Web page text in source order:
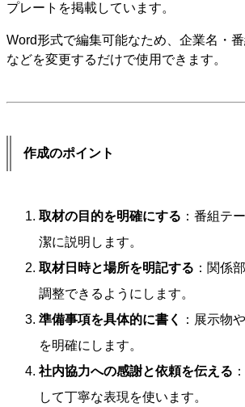
プレートを掲載しています。
Word形式で編集可能なため、企業名・
などを変更するだけで使用できます。
作成のポイント
取材の目的を明確にする ：番組テ
潔に説明します。
取材日時と場所を明記する ：関係
調整できるようにします。
準備事項を具体的に書く
：展示物
を明確にします。
社内協力への感謝と依頼を伝える
して丁寧な表現を使います。